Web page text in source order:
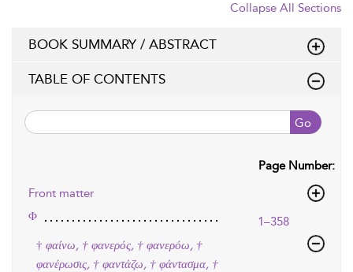
Collapse All Sections
BOOK SUMMARY / ABSTRACT
TABLE OF CONTENTS
Go
Page Number:
Front matter
Φ
1–358
† φαίνω, † φανερός, † φανερόω, †
φανέρωσις, † φαντάζω, † φάντασμα, †